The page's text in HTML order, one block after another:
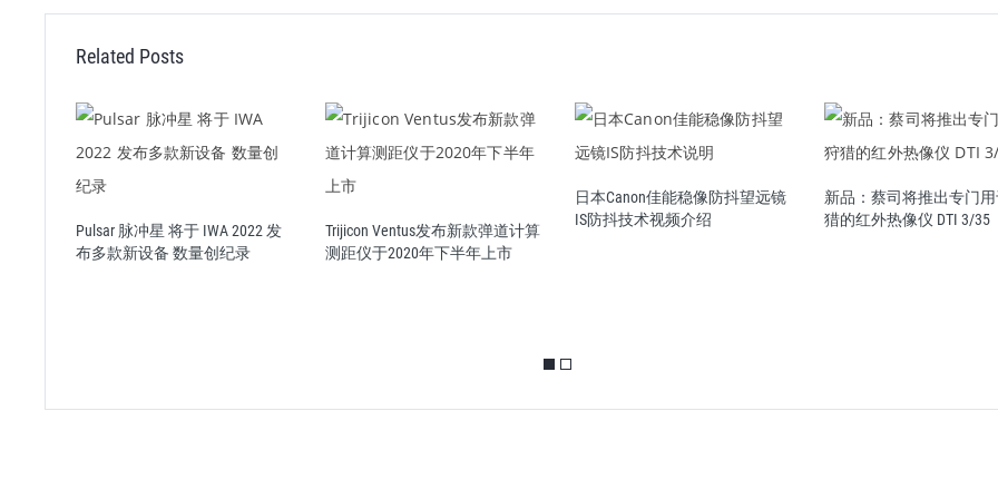
Related Posts
Pulsar 脉冲星 将于 IWA 2022 发
布多款新设备 数量创纪录
Trijicon Ventus发布新款弹道计算
测距仪于2020年下半年上市
日本Canon佳能稳像防抖望远镜
IS防抖技术视频介绍
新品：蔡司将推出专门
猎的红外热像仪 DTI 3/35